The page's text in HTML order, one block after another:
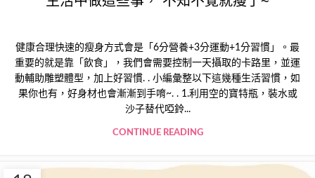
健康合理快速的瘦身方式會是「6分營養+3分運動+1分習慣」。最
重要的就是靠「飲食」，我們會需要控制一天攝取的卡路里，並運
動輔助雕塑體型，加上好習慣. . 小編彙整以下這幾種生活習慣，如
果你也有，好身材也會漸漸到手唷~. . 1.利用空的寶特瓶，裝水或
沙子替代啞鈴...
CONTINUE READING